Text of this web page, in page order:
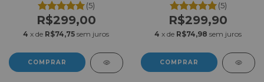
(5)
R$299,00
4 x de R$74,75 sem juros
(5)
R$299,90
4 x de R$74,98 sem juros